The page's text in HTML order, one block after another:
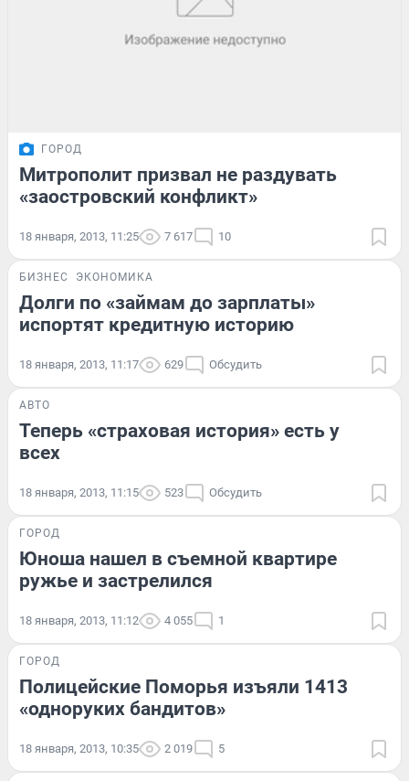
ГОРОД
Митрополит призвал не раздувать
«заостровский конфликт»
18 января, 2013, 11:25 7 617 10
БИЗНЕС ЭКОНОМИКА
Долги по «займам до зарплаты»
испортят кредитную историю
18 января, 2013, 11:17 629 Обсудить
АВТО
Теперь «страховая история» есть у
всех
18 января, 2013, 11:15 523 Обсудить
ГОРОД
Юноша нашел в съемной квартире
ружье и застрелился
18 января, 2013, 11:12 4 055 1
ГОРОД
Полицейские Поморья изъяли 1413
«одноруких бандитов»
18 января, 2013, 10:35 2 019 5